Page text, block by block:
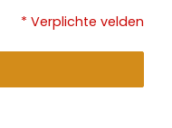
* Verplichte velden